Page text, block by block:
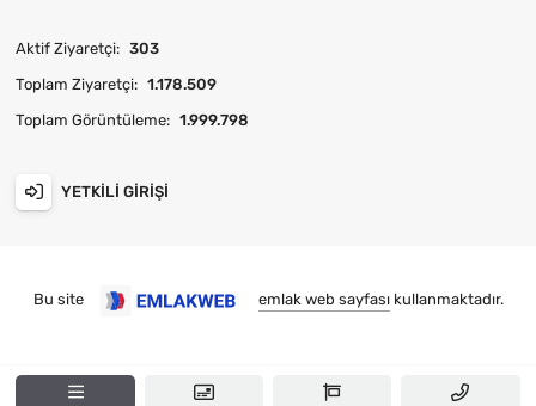
Aktif Ziyaretçi: 303
Toplam Ziyaretçi: 1.178.509
Toplam Görüntüleme: 1.999.798
YETKILI GIRIŞI
Bu site emlak web sayfasıkullanmaktadır.